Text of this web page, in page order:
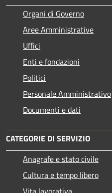
Organi di Governo
Aree Amministrative
Uffici
Enti e fondazioni
Politici
Personale Amministrativo
Documenti e dati
CATEGORIE DI SERVIZIO
Anagrafe e stato civile
Cultura e tempo libero